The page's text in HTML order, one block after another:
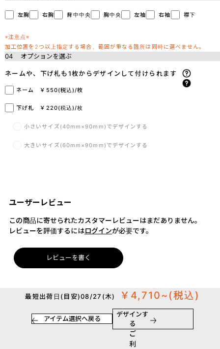
左胸 右胸 背中中央 胸中央 左袖 右袖 襟下
※注意点※
加工位置を2つ以上指定する場合、範囲が重なる箇所は同時に選べません。
04 オプションを選ぶ
ネームや、下げ札も1枚からデザインして付けられます
ネーム ￥550(税込)/枚
下げ札 ￥220(税込)/枚
小さいサイズ(40mm×90mm)でデザインする
大きいサイズ(60mm×90mm)でデザインする
ユーザーレビュー
この商品に寄せられたカスタマーレビューはまだありません。
レビューを評価するにはログインが必要です。
レビューを書く
最短出荷日(目安)08/27(木) ￥4,710~ (税込)
アイテム選択へ戻る
デザインす
る
ご
利